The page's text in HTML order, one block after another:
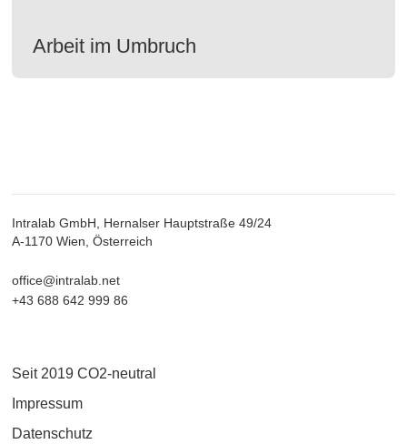
Arbeit im Umbruch
Intralab GmbH, Hernalser Hauptstraße 49/24
A-1170 Wien, Österreich
office@intralab.net
+43 688 642 999 86
Seit 2019 CO2-neutral
Impressum
Datenschutz